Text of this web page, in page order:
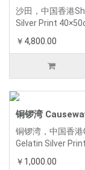
沙田，中国香港
Silver Print
￥4,800.00
铜锣湾
铜锣湾，中国香
Gelatin Silver
￥1,000.00